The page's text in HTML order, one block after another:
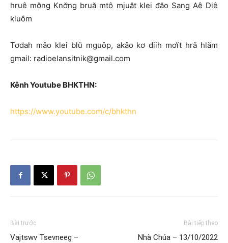
hruê mơ̆ng Knơ̆ng bruă mtô mjuăt klei đăo Sang Aê Diê
kluôm
Tơdah mâo klei blŭ mguôp, akâo kơ diih mơĭt hră hlăm
gmail: radioelansitnik@gmail.com
Kênh Youtube BHKTHN:
https://www.youtube.com/c/bhkthn
Bài trước
Vajtswv Tsevneeg –
Bài tiếp theo
Nhà Chúa – 13/10/2022